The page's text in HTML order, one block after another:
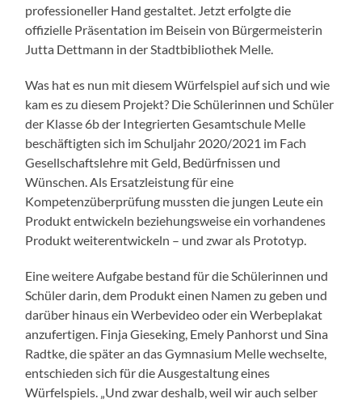
professioneller Hand gestaltet. Jetzt erfolgte die
offizielle Präsentation im Beisein von Bürgermeisterin
Jutta Dettmann in der Stadtbibliothek Melle.
Was hat es nun mit diesem Würfelspiel auf sich und wie
kam es zu diesem Projekt? Die Schülerinnen und Schüler
der Klasse 6b der Integrierten Gesamtschule Melle
beschäftigten sich im Schuljahr 2020/2021 im Fach
Gesellschaftslehre mit Geld, Bedürfnissen und
Wünschen. Als Ersatzleistung für eine
Kompetenzüberprüfung mussten die jungen Leute ein
Produkt entwickeln beziehungsweise ein vorhandenes
Produkt weiterentwickeln – und zwar als Prototyp.
Eine weitere Aufgabe bestand für die Schülerinnen und
Schüler darin, dem Produkt einen Namen zu geben und
darüber hinaus ein Werbevideo oder ein Werbeplakat
anzufertigen. Finja Gieseking, Emely Panhorst und Sina
Radtke, die später an das Gymnasium Melle wechselte,
entschieden sich für die Ausgestaltung eines
Würfelspiels. „Und zwar deshalb, weil wir auch selber